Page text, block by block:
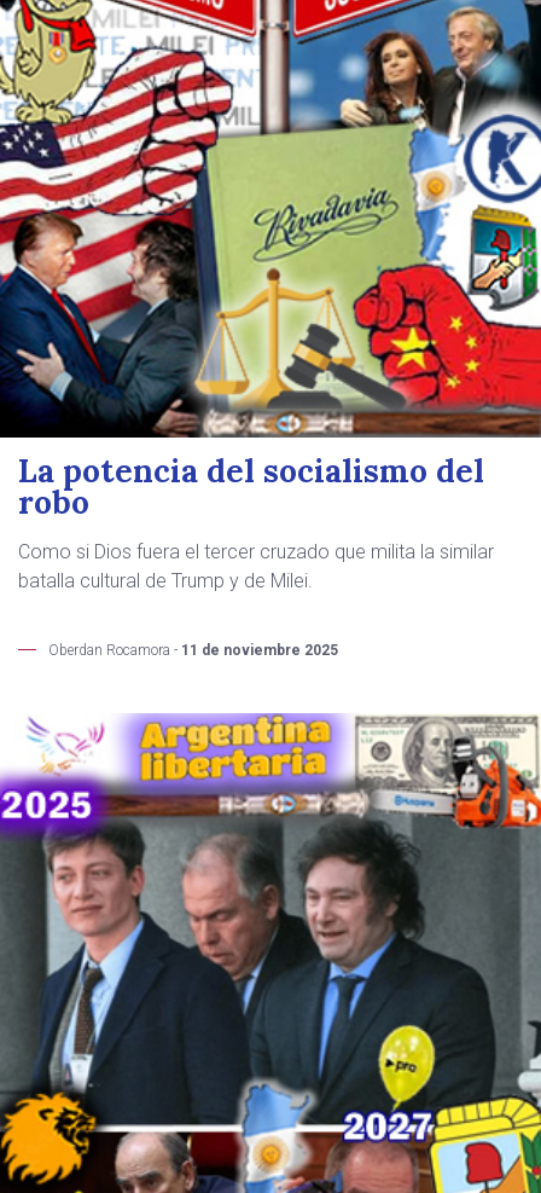
La potencia del socialismo del
robo
Como si Dios fuera el tercer cruzado que milita la similar
batalla cultural de Trump y de Milei.
Oberdan Rocamora - 11 de noviembre 2025